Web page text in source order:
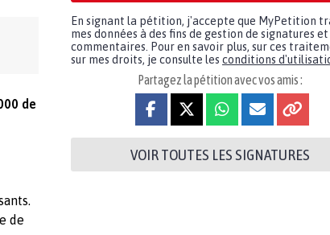
de
de
En signant la pétition, j'accepte que MyPetition
mes données à des fins de gestion de signatures et
commentaires. Pour en savoir plus, sur ces
sur mes droits, je consulte les conditions
Partagez la pétition avec vos amis :
VOIR TOUTES LES SIGNATURES